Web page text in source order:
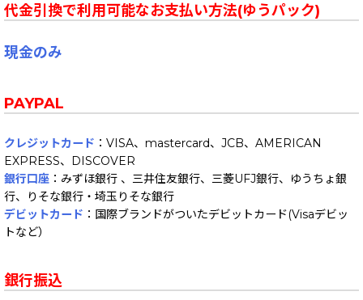
代金引換で利用可能なお支払い方法(ゆうパック)
現金のみ
PAYPAL
クレジットカード ：VISA、mastercard、JCB、AMERICAN
EXPRESS、DISCOVER
銀行口座 ：みずほ銀行 、三井住友銀行、三菱UFJ銀行、ゆうちょ銀
行、りそな銀行・埼玉りそな銀行
デビットカード ：国際ブランドがついたデビットカード(Visaデビッ
トなど）
銀行振込